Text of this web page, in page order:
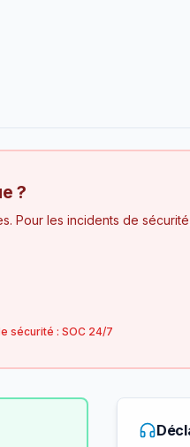
?
Pour les incidents de
sécurité : SOC 24/7